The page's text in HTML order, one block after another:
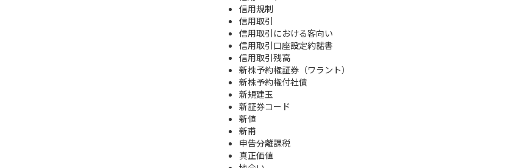
信用規制
信用取引
信用取引における客向い
信用取引口座設定約諾書
信用取引残高
新株予約権証券（ワラント）
新株予約権付社債
新規建玉
新証券コード
新値
新甫
申告分離課税
真正価値